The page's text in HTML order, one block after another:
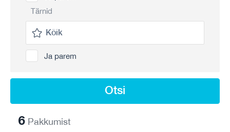
Tärnid
Ja parem
Otsi
6 Pakkumist